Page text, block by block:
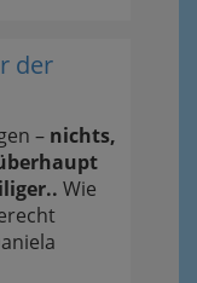
der
– nichts,
Wie